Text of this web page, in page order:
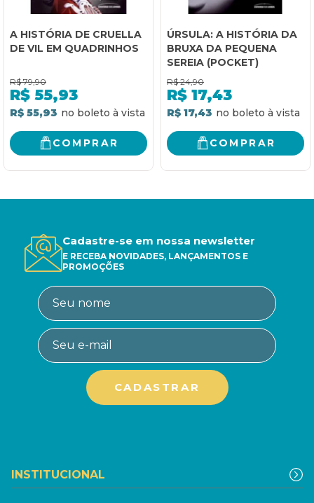
A HISTÓRIA DE CRUELLA
DE VIL EM QUADRINHOS
R$ 79,90
R$ 55,93
R$ 55,93
COMPRAR
ÚRSULA: A HISTÓRIA DA
BRUXA DA PEQUENA
SEREIA (POCKET)
R$ 24,90
R$ 17,43
R$ 17,43
COMPRAR
Cadastre-se em nossa newsletter
E RECEBA NOVIDADES, LANÇAMENTOS E
PROMOÇÕES
INSTITUCIONAL